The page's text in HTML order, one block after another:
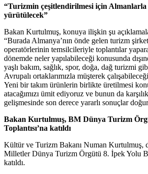
“Turizmin çeşitlendirilmesi için Almanlarla
yürütülecek”
Bakan Kurtulmuş, konuya ilişkin şu
“Burada Almanya’nın önde gelen turizm
operatörlerinin temsilcileriyle toplantılar
dönemde neler yapılabileceği konusunda
yaşlı bakım, sağlık, spor, doğa, dağ turizmi
Avrupalı ortaklarımızla müşterek
Yeni bir takım ürünlerin birlikte üretilmesi
atacağımızı ümit ediyoruz ve bunun da
gelişmesinde son derece yararlı sonuçlar
Bakan Kurtulmuş, BM Dünya Turizm
Toplantısı’na katıldı
Kültür ve Turizm Bakanı Numan Kurtulmuş,
Milletler Dünya Turizm Örgütü 8. İpek Yolu
katıldı.